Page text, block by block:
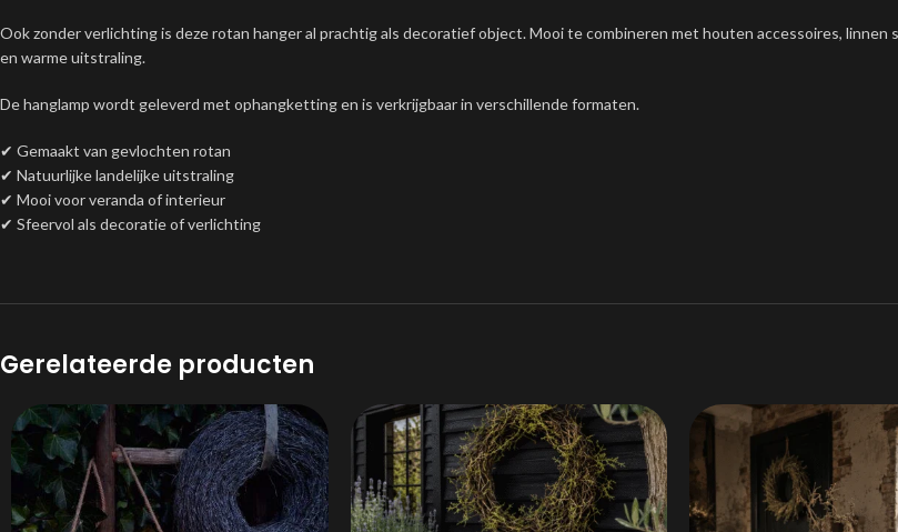
Ook zonder verlichting is deze rotan hanger al prachtig als decoratief object. Mooi te combineren met houten accessoires,
en warme uitstraling.
De hanglamp wordt geleverd met ophangketting en is verkrijgbaar in verschillende formaten.
✔ Gemaakt van gevlochten rotan
✔ Natuurlijke landelijke uitstraling
✔ Mooi voor veranda of interieur
✔ Sfeervol als decoratie of verlichting
Gerelateerde producten